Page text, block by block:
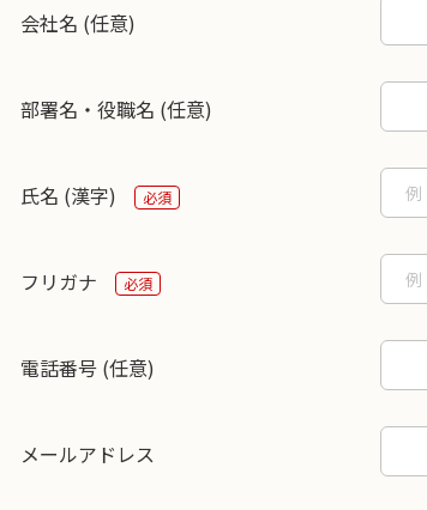
会社名 (任意)
部署名・役職名 (任意)
氏名 (漢字) 必須
フリガナ 必須
電話番号 (任意)
メールアドレス